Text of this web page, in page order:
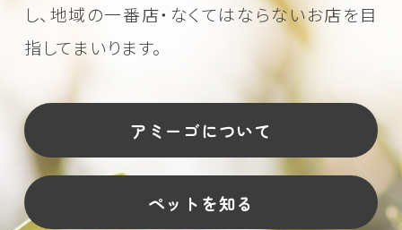
し、地域の一番店・なくてはならないお店を目
指してまいります。
アミーゴについて
ペットを知る